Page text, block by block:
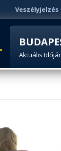
Veszélyjelzés
Aktuális